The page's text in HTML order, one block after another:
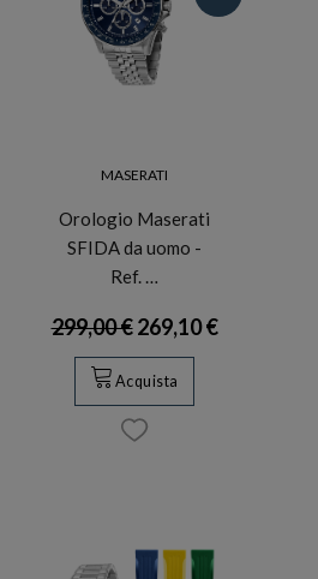
MASERATI
Orologio Maserati
SFIDA da uomo -
Ref. …
299,00 €269,10 €
Acquista